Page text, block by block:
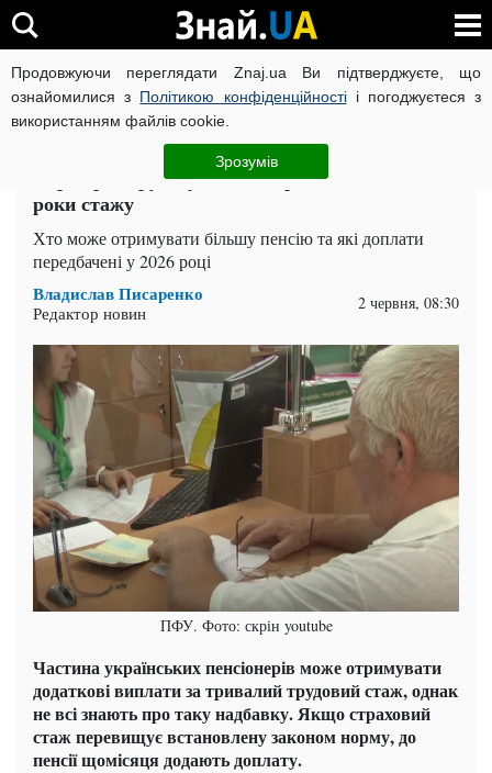
Продовжуючи переглядати Znaj.ua Ви підтверджуєте, що
ознайомилися з Політикою конфіденційностіі погоджуєтеся з
використанням файлів cookie.
Зрозумів
ВІЙНА РОСІЇ ПРОТИ УКРАЇНИ КОРОНАВІРУС В УКРАЇНІ
ЧИТАТЬ НА РУССКОМ
Перевірте трудову: пенсіонерам доплатять за
роки стажу
Хто може отримувати більшу пенсію та які доплати
передбачені у 2026 році
Владислав Писаренко
Редактор новин 2 червня, 08:30
ПФУ. Фото: скрін youtube
Частина українських пенсіонерів може отримувати
додаткові виплати за тривалий трудовий стаж, однак
не всі знають про таку надбавку. Якщо страховий
стаж перевищує встановлену законом норму, до
пенсії щомісяця додають доплату.